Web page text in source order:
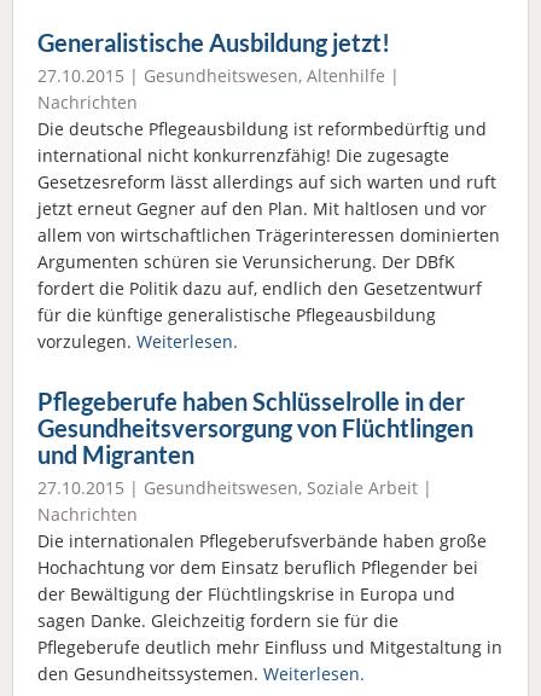
Generalistische Ausbildung jetzt!
27.10.2015 | Gesundheitswesen, Altenhilfe |
Nachrichten
Die deutsche Pflegeausbildung ist reformbedürftig und
international nicht konkurrenzfähig! Die zugesagte
Gesetzesreform lässt allerdings auf sich warten und ruft
jetzt erneut Gegner auf den Plan. Mit haltlosen und vor
allem von wirtschaftlichen Trägerinteressen dominierten
Argumenten schüren sie Verunsicherung. Der DBfK
fordert die Politik dazu auf, endlich den Gesetzentwurf
für die künftige generalistische Pflegeausbildung
vorzulegen. Weiterlesen.
Pflegeberufe haben Schlüsselrolle in der
Gesundheitsversorgung von Flüchtlingen
und Migranten
27.10.2015 | Gesundheitswesen, Soziale Arbeit |
Nachrichten
Die internationalen Pflegeberufsverbände haben große
Hochachtung vor dem Einsatz beruflich Pflegender bei
der Bewältigung der Flüchtlingskrise in Europa und
sagen Danke. Gleichzeitig fordern sie für die
Pflegeberufe deutlich mehr Einfluss und Mitgestaltung in
den Gesundheitssystemen. Weiterlesen.